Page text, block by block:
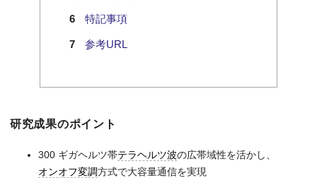
特記事項
参考URL
研究成果のポイント
300 ギガヘルツ帯テラヘルツ波の広帯域性を活かし、
オンオフ変調方式で大容量通信を実現